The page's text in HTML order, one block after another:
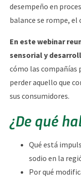
desempeño en
balance se rompe,
En este webinar
sensorial y
cómo las compañías
perder aquello que
sus consumidores.
¿De qué
Qué está
sodio en la
Por qué